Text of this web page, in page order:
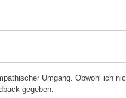
Umgang. Obwohl ich
gegeben.